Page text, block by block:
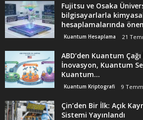
Fujitsu ve Osaka
bilgisayarlarla
hesaplamalarında
Kuantum Hesaplama 21
ABD’den Kuantum
İnovasyon, Kuantum
Kuantum...
Kuantum Kriptografi 9
Çin’den Bir İlk: Açık
Sistemi Yayınlandı